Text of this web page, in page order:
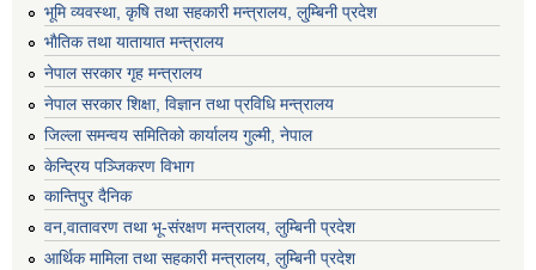
भूमि व्यवस्था, कृषि तथा सहकारी मन्त्रालय, लु्म्बिनी प्रदेश
भाैतिक तथा यातायात मन्त्रालय
नेपाल सरकार गृह मन्त्रालय
नेपाल सरकार शिक्षा, विज्ञान तथा प्रविधि मन्त्रालय
जिल्ला समन्वय समितिको कार्यालय गुल्मी, नेपाल
केन्द्रिय पञ्जिकरण विभाग
कान्तिपुर दैनिक
वन,वातावरण तथा भू-संरक्षण मन्त्रालय, लुम्बिनी प्रदेश
आर्थिक मामिला तथा सहकारी मन्त्रालय, लुम्बिनी प्रदेश